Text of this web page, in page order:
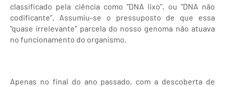
classificado pela ciência como “DNA lixo”, ou “DNA não
codificante”. Assumiu-se o pressuposto de que essa
“quase irrelevante” parcela do nosso genoma não atuava
no funcionamento do organismo.
Apenas no final do ano passado, com a descoberta de